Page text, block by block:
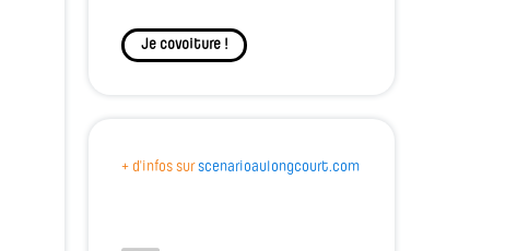
Je covoiture !
+ d'infos sur scenarioaulongcourt.com